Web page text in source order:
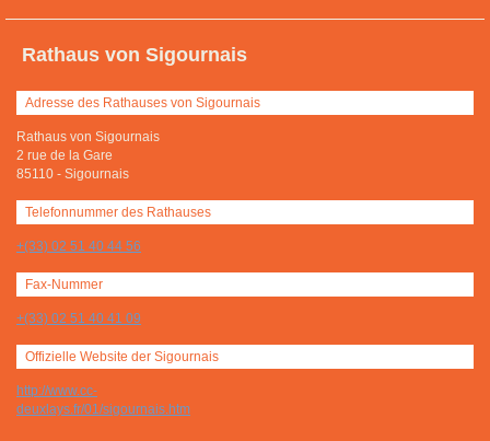
Rathaus von Sigournais
Adresse des Rathauses von Sigournais
Rathaus von Sigournais
2 rue de la Gare
85110 - Sigournais
Telefonnummer des Rathauses
+(33) 02 51 40 44 56
Fax-Nummer
+(33) 02 51 40 41 09
Offizielle Website der Sigournais
http://www.cc-
deuxlays.fr/01/sigournais.htm